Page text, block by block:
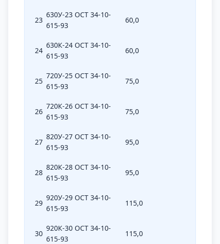
23
630У-23 ОСТ 34-10-
615-93
60,0
24
630К-24 ОСТ 34-10-
615-93
60,0
25
720У-25 ОСТ 34-10-
615-93
75,0
26
720К-26 ОСТ 34-10-
615-93
75,0
27
820У-27 ОСТ 34-10-
615-93
95,0
28
820К-28 ОСТ 34-10-
615-93
95,0
29
920У-29 ОСТ 34-10-
615-93
115,0
30
920К-30 ОСТ 34-10-
615-93
115,0